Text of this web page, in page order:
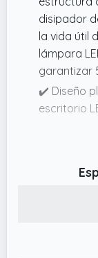
disipador
la vida útil
lámpara
garantizar
✔️ Diseño
escritorio
puede
escritorio
mesa,
✔️
USB La